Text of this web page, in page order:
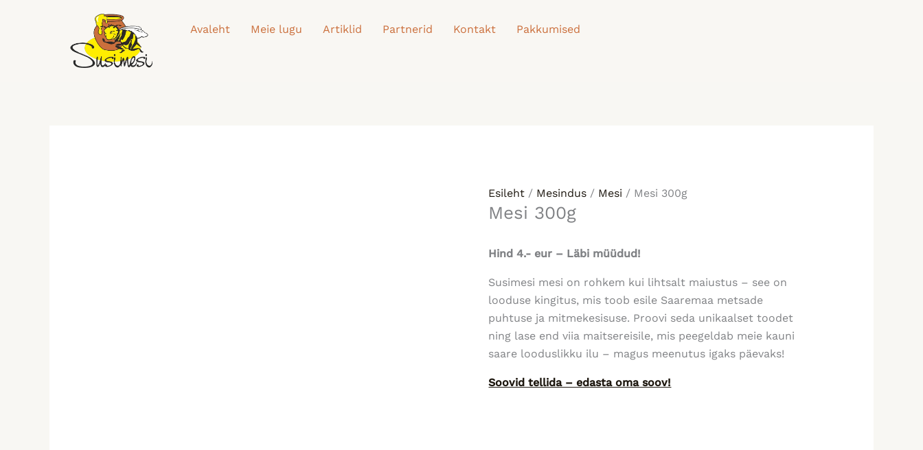
Avaleht Meie lugu Artiklid Partnerid Kontakt Pakkumised
Esileht / Mesindus / Mesi / Mesi 300g
Mesi 300g
Hind 4.- eur – Läbi müüdud!
Susimesi mesi on rohkem kui lihtsalt maiustus – see on
looduse kingitus, mis toob esile Saaremaa metsade
puhtuse ja mitmekesisuse. Proovi seda unikaalset toodet
ning lase end viia maitsereisile, mis peegeldab meie kauni
saare looduslikku ilu – magus meenutus igaks päevaks!
Soovid tellida – edasta oma soov!